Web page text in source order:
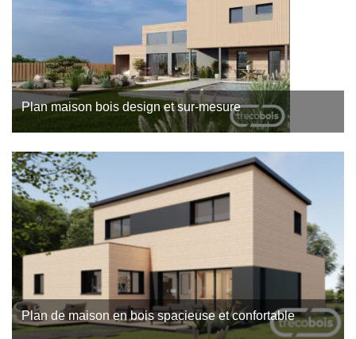
Plan maison bois design et sur-mesure
constructeur de maison bois à Royan. Il s’agit d’un plan de
maison…
Plan de maison en bois spacieuse et confortable